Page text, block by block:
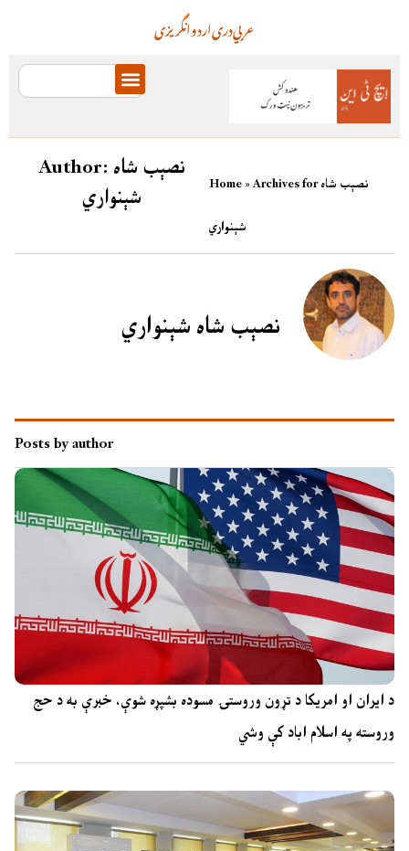
انگریزیاردودریعربي
Author:نصېب شاه
شېنواري Home»Archives for نصېب شاه
شېنواري
نصېب شاه شېنواري
Posts by author
د ایران او امریکا د تړون وروستۍ مسوده بشپړه شوې، خبرې به د حج
وروسته په اسلام اباد کې وشي